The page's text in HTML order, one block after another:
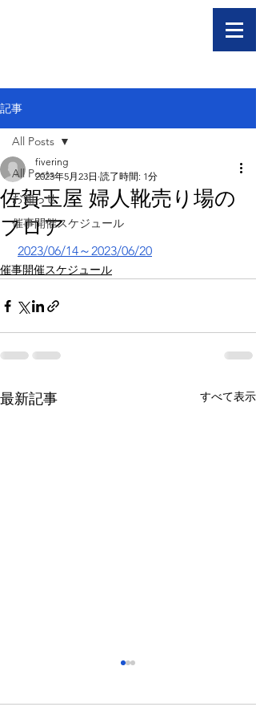
記事
All Posts
お知らせ
催事開催スケジュール
All Posts
佐賀玉屋 婦人靴売り場の
フロア
fivering
2023年5月23日 読了時間: 1分
2023/06/14～2023/06/20
催事開催スケジュール
最新記事 すべて表示